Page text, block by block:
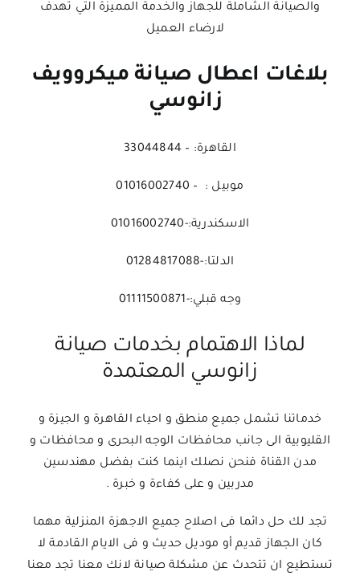
والصيانة الشاملة للجهاز والخدمة المميزة التي تهدف
لارضاء العميل
بلاغات اعطال صيانة ميكروويف
زانوسي
القاهرة: – 33044844
موبيل : – 01016002740
الاسكندرية:-01016002740
الدلتا:-01284817088
وجه قبلي:-01111500871
لماذا الاهتمام بخدمات صيانة
زانوسي المعتمدة
خدماتنا تشمل جميع منطق و احياء القاهرة و الجيزة و
القليوبية الى جانب محافظات الوجه البحرى و محافظات و
مدن القناة فنحن نصلك اينما كنت بفضل مهندسين
مدربين و على كفاءة و خبرة .
تجد لك حل دائما فى اصلاح جميع الاجهزة المنزلية مهما
كان الجهاز قديم أو موديل حديث و فى الايام القادمة لا
تستطيع ان تتحدث عن مشكلة صيانة لانك معنا تجد معنا